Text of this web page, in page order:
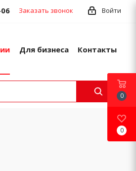
Войти
Заказать звонок
Для бизнеса Контакты
0
0